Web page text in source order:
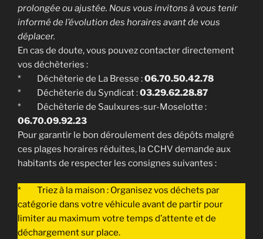
prolongée ou ajustée. Nous vous invitons à vous tenir
informé de l’évolution des horaires avant de vous
déplacer.
En cas de doute, vous pouvez contacter directement
vos déchèteries :
* Déchèterie de La Bresse :06.70.50.42.78
* Déchèterie du Syndicat :03.29.62.28.87
* Déchèterie de Saulxures-sur-Moselotte :
06.70.09.92.23
Pour garantir le bon déroulement des dépôts malgré
ces plages horaires réduites, la CCHV demande aux
habitants de respecter les consignes suivantes :
* Triez à la maison : Organisez vos déchets par
catégorie dans votre véhicule avant de partir pour
limiter au maximum votre temps d’attente et de
déchargement sur place.